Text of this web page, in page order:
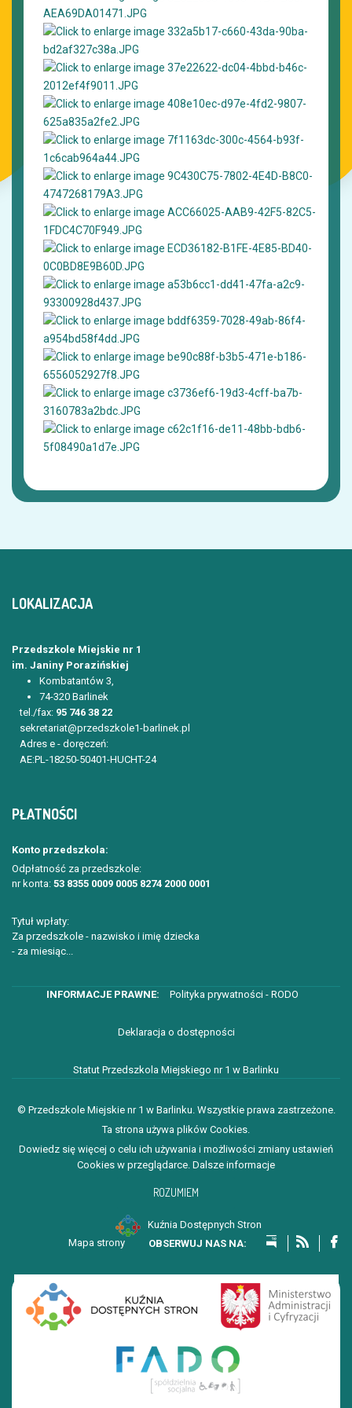
LOKALIZACJA
Przedszkole Miejskie nr 1
im. Janiny Porazińskiej
Kombatantów 3,
74-320 Barlinek
tel./fax: 95 746 38 22
sekretariat@przedszkole1-barlinek.pl
Adres e - doręczeń:
AE:PL-18250-50401-HUCHT-24
PŁATNOŚCI
Konto przedszkola:
Odpłatność za przedszkole:
nr konta: 53 8355 0009 0005 8274 2000 0001
Tytuł wpłaty:
Za przedszkole - nazwisko i imię dziecka
- za miesiąc...
Polityka prywatności - RODO
Deklaracja o dostępności
Statut Przedszkola Miejskiego nr 1 w Barlinku
© Przedszkole Miejskie nr 1 w Barlinku. Wszystkie prawa zastrzeżone.
Ta strona używa plików Cookies.
Dowiedz się więcej o celu ich używania i możliwości zmiany ustawień
Cookies w przeglądarce. Dalsze informacje
ROZUMIEM
Kuźnia Dostępnych Stron
Mapa strony